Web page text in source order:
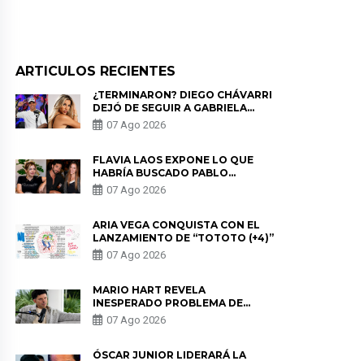
ARTICULOS RECIENTES
¿TERMINARON? DIEGO CHÁVARRI
DEJÓ DE SEGUIR A GABRIELA
HERRERA Y ANUNCIA SU SALIDA
DE PÓDCAST
07 Ago 2026
FLAVIA LAOS EXPONE LO QUE
HABRÍA BUSCADO PABLO
HEREDIA CON ALE FULLER: “UNA
DE LAS PARTES QUERÍA EL
07 Ago 2026
ARIA VEGA CONQUISTA CON EL
LANZAMIENTO DE “TOTOTO (+4)”
07 Ago 2026
MARIO HART REVELA
INESPERADO PROBLEMA DE
SALUD ANTES DE SEPARARSE DE
KORINA: “ME ENCONTRARON UN
07 Ago 2026
ÓSCAR JUNIOR LIDERARÁ LA